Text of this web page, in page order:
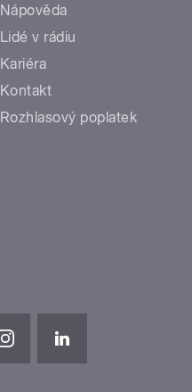
Nápověda
Lidé v rádiu
Kariéra
Kontakt
Rozhlasový poplatek